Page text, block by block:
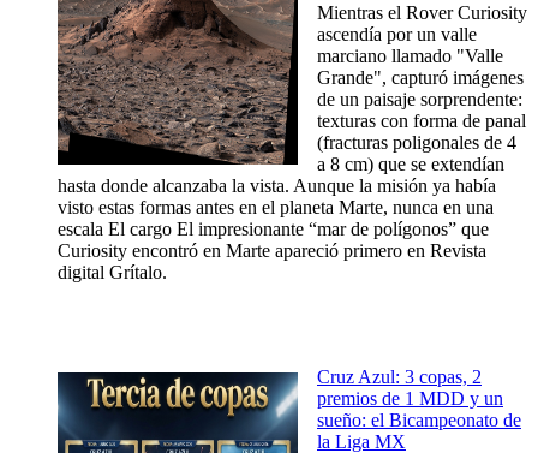
Mientras el Rover Curiosity
ascendía por un valle
marciano llamado "Valle
Grande", capturó imágenes
de un paisaje sorprendente:
texturas con forma de panal
(fracturas poligonales de 4
a 8 cm) que se extendían
hasta donde alcanzaba la vista. Aunque la misión ya había
visto estas formas antes en el planeta Marte, nunca en una
escala El cargo El impresionante “mar de polígonos” que
Curiosity encontró en Marte apareció primero en Revista
digital Grítalo.
Cruz Azul: 3 copas, 2
premios de 1 MDD y un
sueño: el Bicampeonato de
la Liga MX